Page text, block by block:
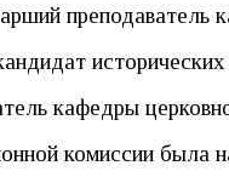
преподаватель
кафедры
комиссии